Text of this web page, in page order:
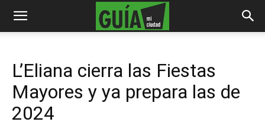
L’Eliana cierra las Fiestas
Mayores y ya prepara las de
2024